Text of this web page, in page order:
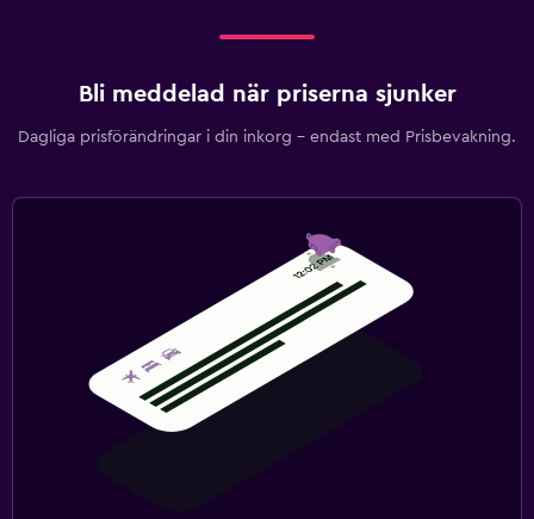
Bli meddelad när priserna sjunker
Dagliga prisförändringar i din inkorg – endast med Prisbevakning.